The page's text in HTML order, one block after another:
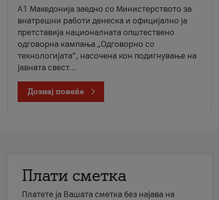
A1 Македонија заедно со Министерството за
внатрешни работи денеска и официјално ја
претставија националната општествено
одговорна кампања „Одговорно со
технологијата“, насочена кон подигнување на
јавната свест...
Дознај повеќе
Плати сметка
Платете ја Вашата сметка без најава на